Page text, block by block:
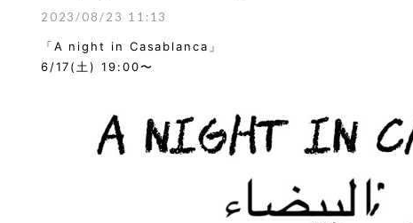
2023/08/23 11:13
「A night in Casablanca」
6/17(土) 19:00〜